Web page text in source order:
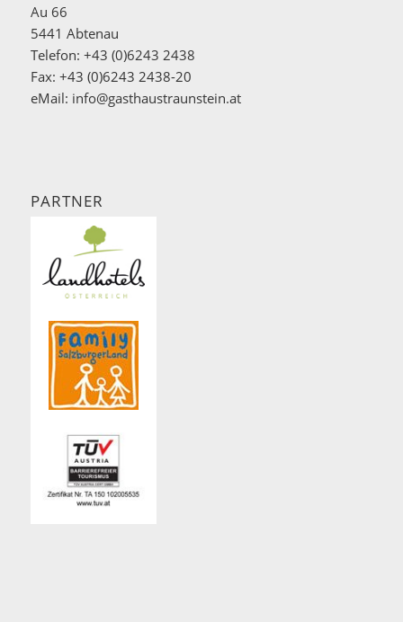
Au 66
5441 Abtenau
Telefon: +43 (0)6243 2438
Fax: +43 (0)6243 2438-20
eMail: info@gasthaustraunstein.at
PARTNER